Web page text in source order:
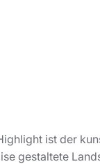
ist der
gestaltete